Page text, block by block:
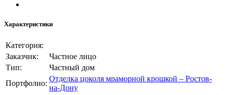
Характеристики
Категория:
Заказчик:
Частное лицо
Тип:
Частный дом
Портфолио:
Отделка цоколя мраморной крошкой – Ростов-
на-Дону